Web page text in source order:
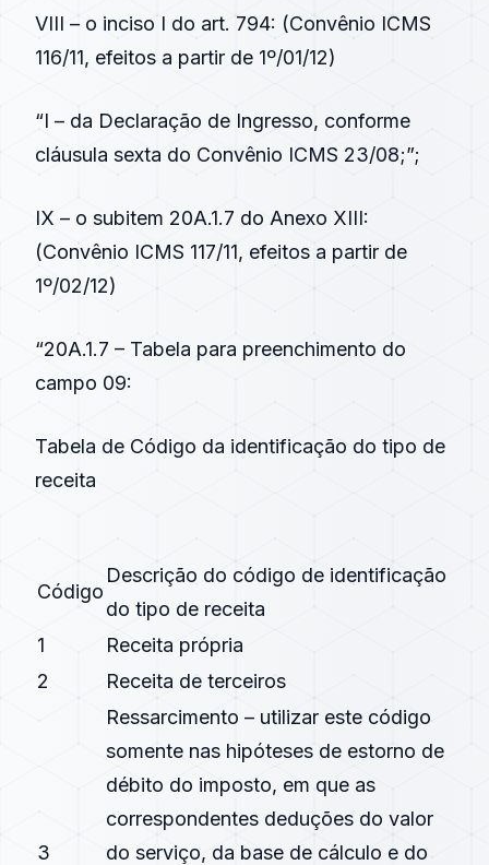
VIII – o inciso I do art. 794: (Convênio ICMS
116/11, efeitos a partir de 1º/01/12)
“I – da Declaração de Ingresso, conforme
cláusula sexta do Convênio ICMS 23/08;”;
IX – o subitem 20A.1.7 do Anexo XIII:
(Convênio ICMS 117/11, efeitos a partir de
1º/02/12)
“20A.1.7 – Tabela para preenchimento do
campo 09:
Tabela de Código da identificação do tipo de
receita
Código
Descrição do código de identificação
do tipo de receita
1
Receita própria
2
Receita de terceiros
3
Ressarcimento – utilizar este código
somente nas hipóteses de estorno de
débito do imposto, em que as
correspondentes deduções do valor
do serviço, da base de cálculo e do